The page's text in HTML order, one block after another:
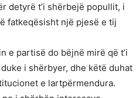
detyrë t’i shërbejë popullit, i
fatkeqësisht një pjesë e tij
e partisë do bëjnë mirë që t’i
i shërbyer, dhe këtë duhat
e lartpërmendura.